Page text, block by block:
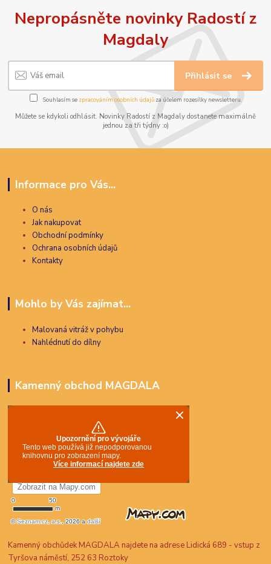
Nepropásněte novinky Radostí z
Magdaly
Přihlásit se
Souhlasím se zpracováním osobních údajůza účelem rozesílky newsletteru.
Můžete se kdykoli odhlásit. Novinky Radostí z Magdaly dostanete maximálně
jednou za tři týdny :o)
Informace pro Vás...
O nás
Jak nakupovat
Obchodní podmínky
Ochrana osobních údajů
Kontakty
Mohlo by Vás zajímat...
Malovaná vitráž v pohybu
Nahlédnutí do dílny
Kamenný obchod MAGDALA
Kamenný obchůdek MAGDALA najdete na adrese Lidická 689 - vstup z
Tyršova náměstí, 252 63 Roztoky